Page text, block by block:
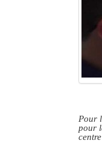
Pour
pour